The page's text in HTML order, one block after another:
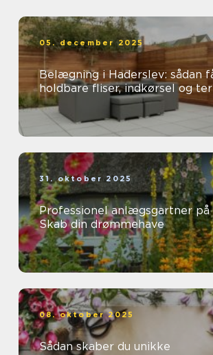
05. december 2025
Belægning i Haderslev: sådan
holdbare fliser, indkørsel og
31. oktober 2025
Professionel anlægsgartner på
Skab din drømmehave
08. oktober 2025
Sådan skaber du unikke